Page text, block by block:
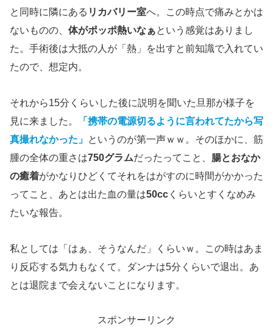
と同時に隣にある リカバリー室へ。この時点で痛みとかは
ないものの、 体がポッポ熱いなぁという感覚はありまし
た。手術後は大抵の人が「熱」を出すと前知識で入れてい
たので、想定内。
それから15分くらいした後に説明を聞いた旦那が様子を
見に来ました。
「携帯の電源切るように言われてたから写
真撮れなかった」 というのが第一声ｗｗ。そのほかに、筋
腫の全体の重さは750グラムだったってこと、 腸とおなか
の癒着がかなりひどくてそれをはがすのに時間がかかった
ってこと、あとは出た血の量は50cc くらいとすくなめみ
たいな報告。
私としては「はぁ、そうなんだ」くらいｗ。この時はあま
り反応する気力もなくて。ダンナは5分くらいで退出。あ
とは退院まで会えないことになります。
スポンサーリンク